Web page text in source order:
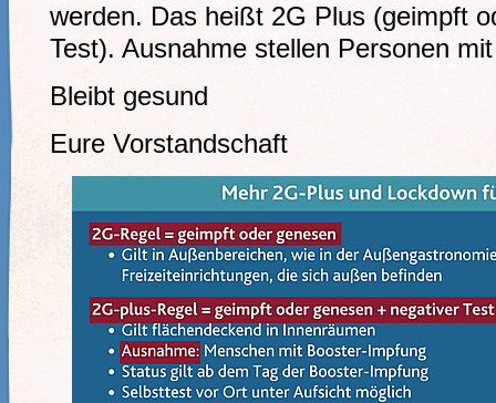
werden. Das heißt 2G Plus (geimpft
Test). Ausnahme stellen Personen
Bleibt gesund
Eure Vorstandschaft